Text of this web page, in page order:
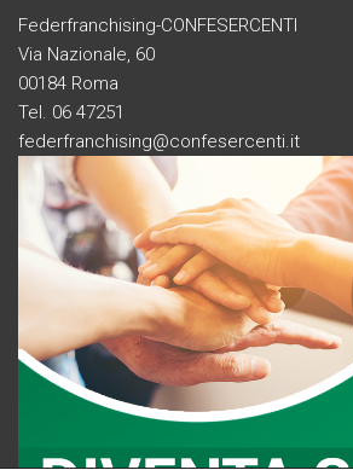
Federfranchising-CONFESERCENTI
Via Nazionale, 60
00184 Roma
Tel. 06 47251
federfranchising@confesercenti.it